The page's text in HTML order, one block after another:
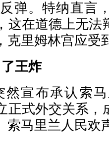
弹。特纳直言
这在道德上无法
克里姆林宫应受
王炸
然宣布承认索
正式外交关系，
索马里兰人民欢